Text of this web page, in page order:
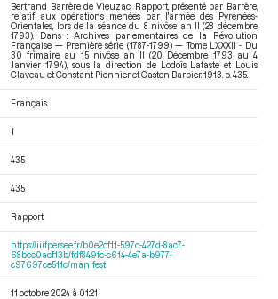
Bertrand Barrère de Vieuzac. Rapport, présenté par Barrère,
relatif aux opérations menées par l'armée des Pyrénées-
Orientales, lors de la séance du 8 nivôse an II (28 décembre
1793). Dans : Archives parlementaires de la Révolution
Française — Première série (1787-1799) — Tome LXXXII - Du
30 frimaire au 15 nivôse an II (20 Décembre 1793 au 4
Janvier 1794), sous la direction de Lodoïs Lataste et Louis
Claveau et Constant Pionnier et Gaston Barbier. 1913. p. 435.
Français
1
435
435
Rapport
https://iiif.persee.fr/b0e2cf11-597c-427d-8ac7-
68bcc0acf13b/fdf849fc-c614-4e7a-b977-
c97697ce511c/manifest
11 octobre 2024 à 01:21